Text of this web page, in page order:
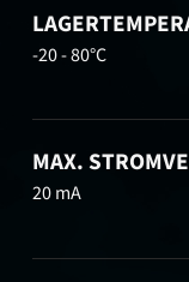
-20 - 80°C
MAX.
20 mA